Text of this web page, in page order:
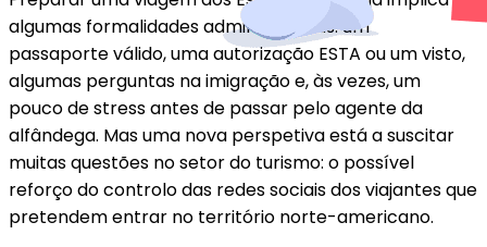
algumas formalidades administrativas: um
passaporte válido, uma autorização ESTA ou um visto,
algumas perguntas na imigração e, às vezes, um
pouco de stress antes de passar pelo agente da
alfândega. Mas uma nova perspetiva está a suscitar
muitas questões no setor do turismo: o possível
reforço do controlo das redes sociais dos viajantes que
pretendem entrar no território norte-americano.